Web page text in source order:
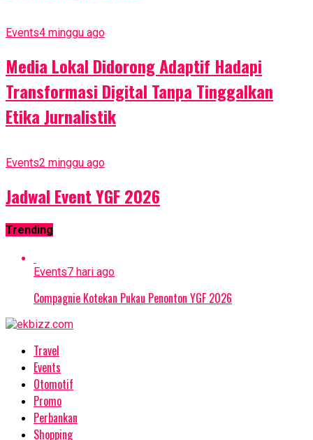
Events4 minggu ago
Media Lokal Didorong Adaptif Hadapi
Transformasi Digital Tanpa Tinggalkan
Etika Jurnalistik
Events2 minggu ago
Jadwal Event YGF 2026
Trending
Events7 hari ago
Compagnie Kotekan Pukau Penonton YGF 2026
Travel
Events
Otomotif
Promo
Perbankan
Shopping